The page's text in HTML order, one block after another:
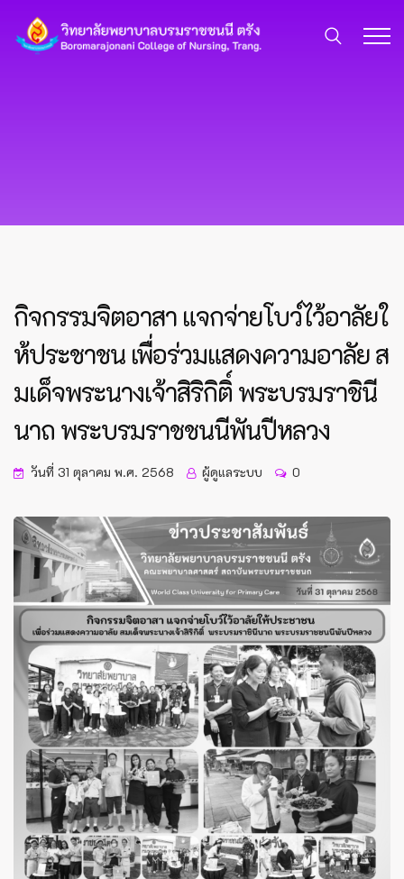
กิจกรรมจิตอาสา แจกจ่ายโบว์ไว้อาลัยใ
ห้ประชาชน เพื่อร่วมแสดงความอาลัย ส
มเด็จพระนางเจ้าสิริกิติ์ พระบรมราชินี
นาถ พระบรมราชชนนีพันปีหลวง
วันที่ 31 ตุลาคม พ.ศ. 2568 ผู้ดูแลระบบ 0